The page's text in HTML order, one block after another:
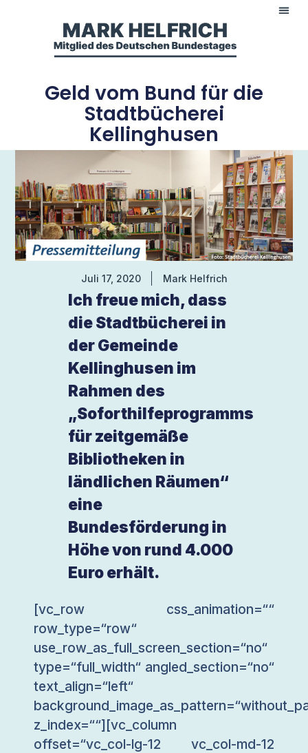
Geld vom Bund für die
Stadtbücherei
Kellinghusen
Juli 17, 2020 Mark Helfrich
Ich freue mich, dass
die Stadtbücherei in
der Gemeinde
Kellinghusen im
Rahmen des
„Soforthilfeprogramms
für zeitgemäße
Bibliotheken in
ländlichen Räumen“
eine
Bundesförderung in
Höhe von rund 4.000
Euro erhält.
[vc_row css_animation=““
row_type=“row“
use_row_as_full_screen_section=“no“
type=“full_width“ angled_section=“no“
text_align=“left“
z_index=““][vc_column
offset=“vc_col-lg-12 vc_col-md-12